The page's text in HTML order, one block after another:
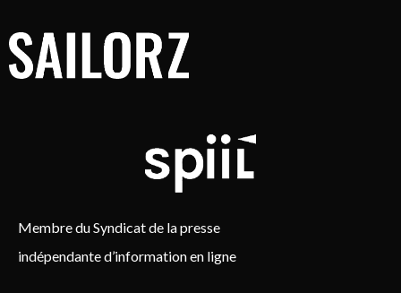
Membre du Syndicat de la presse
indépendante d’information en ligne